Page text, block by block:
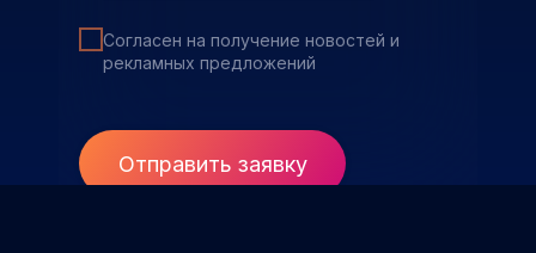
Согласен на получение новостей и
рекламных предложений
Отправить заявку